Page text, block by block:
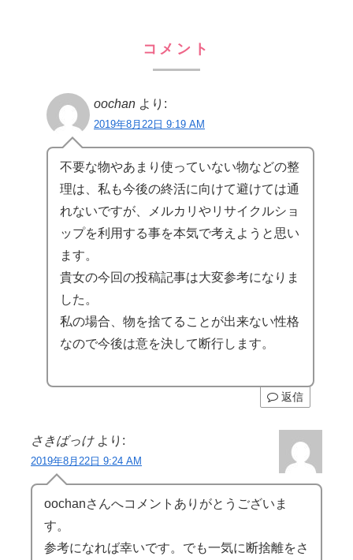
コメント
oochan より:
2019年8月22日 9:19 AM
不要な物やあまり使っていない物などの整
理は、私も今後の終活に向けて避けては通
れないですが、メルカリやリサイクルショ
ップを利用する事を本気で考えようと思い
ます。
貴女の今回の投稿記事は大変参考になりま
した。
私の場合、物を捨てることが出来ない性格
なので今後は意を決して断行します。
返信
さきばっけ より:
2019年8月22日 9:24 AM
oochanさんへコメントありがとうございま
す。
参考になれば幸いです。でも一気に断捨離をさ